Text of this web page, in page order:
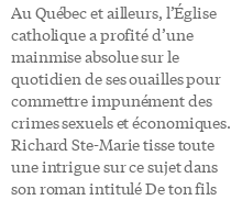
Au Québec et ailleurs, l’Église
catholique a profité d’une
mainmise absolue sur le
quotidien de ses ouailles pour
commettre impunément des
crimes sexuels et économiques.
Richard Ste-Marie tisse toute
une intrigue sur ce sujet dans
son roman intitulé De ton fils